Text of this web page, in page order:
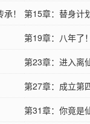
！ 第15章：替身计
第19章：八年了
第23章：进入离
第27章：成立第
第31章：你竟是